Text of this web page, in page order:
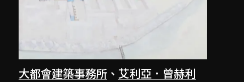
大都會建築事務所 、艾利亞．曾赫利